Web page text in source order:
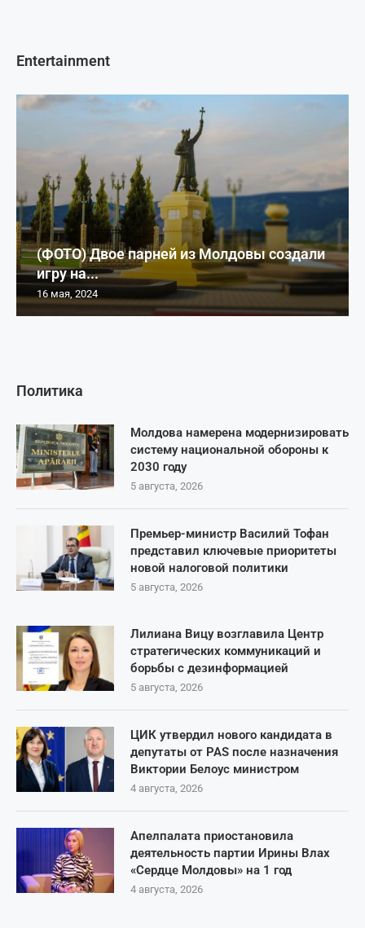
Политика
Молдова намерена модернизировать
систему национальной обороны к
2030 году
5 августа, 2026
Премьер-министр Василий Тофан
представил ключевые приоритеты
новой налоговой политики
5 августа, 2026
Лилиана Вицу возглавила Центр
стратегических коммуникаций и
борьбы с дезинформацией
5 августа, 2026
ЦИК утвердил нового кандидата в
депутаты от PAS после назначения
Виктории Белоус министром
4 августа, 2026
Апелпалата приостановила
деятельность партии Ирины Влах
«Сердце Молдовы» на 1 год
4 августа, 2026
Entertainment
(ФОТО) Двое парней из Молдовы создали
игру на...
16 мая, 2024